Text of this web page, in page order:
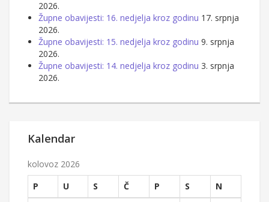
2026.
Župne obavijesti: 16. nedjelja kroz godinu 17. srpnja
2026.
Župne obavijesti: 15. nedjelja kroz godinu 9. srpnja
2026.
Župne obavijesti: 14. nedjelja kroz godinu 3. srpnja
2026.
Kalendar
kolovoz 2026
P
U S Č P S
N